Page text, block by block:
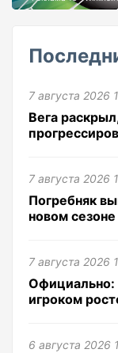
7 августа 2026
Вега
7 августа 2026
Погребняк
новом сезоне
7 августа 2026
Официально:
игроком
6 августа 2026